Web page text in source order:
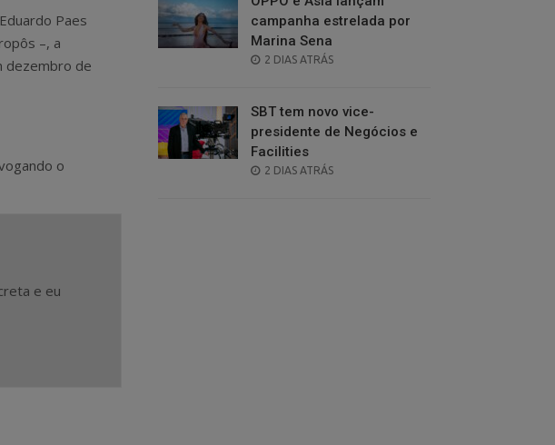
Paes
–, a
dezembro de
o
e eu
campanha estrelada por
Marina Sena
POSTED
2 DIAS ATRÁS
SBT tem novo vice-
presidente de Negócios e
Facilities
POSTED
2 DIAS ATRÁS